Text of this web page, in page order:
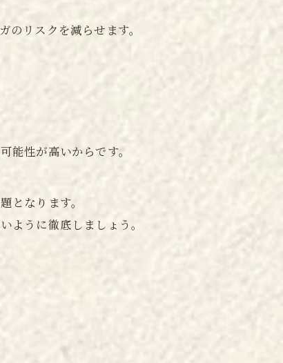
リスクを減らせます。
性が高いからです。
となります。
うに徹底しましょう。